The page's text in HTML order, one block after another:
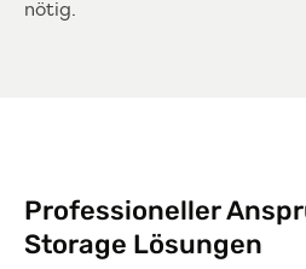
nötig.
Professioneller
Storage Lösungen